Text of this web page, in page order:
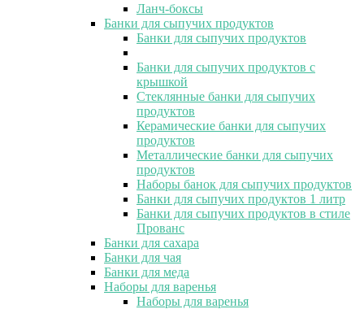
Ланч-боксы
Банки для сыпучих продуктов
Банки для сыпучих продуктов
Банки для сыпучих продуктов с
крышкой
Стеклянные банки для сыпучих
продуктов
Керамические банки для сыпучих
продуктов
Металлические банки для сыпучих
продуктов
Наборы банок для сыпучих продуктов
Банки для сыпучих продуктов 1 литр
Банки для сыпучих продуктов в стиле
Прованс
Банки для сахара
Банки для чая
Банки для меда
Наборы для варенья
Наборы для варенья